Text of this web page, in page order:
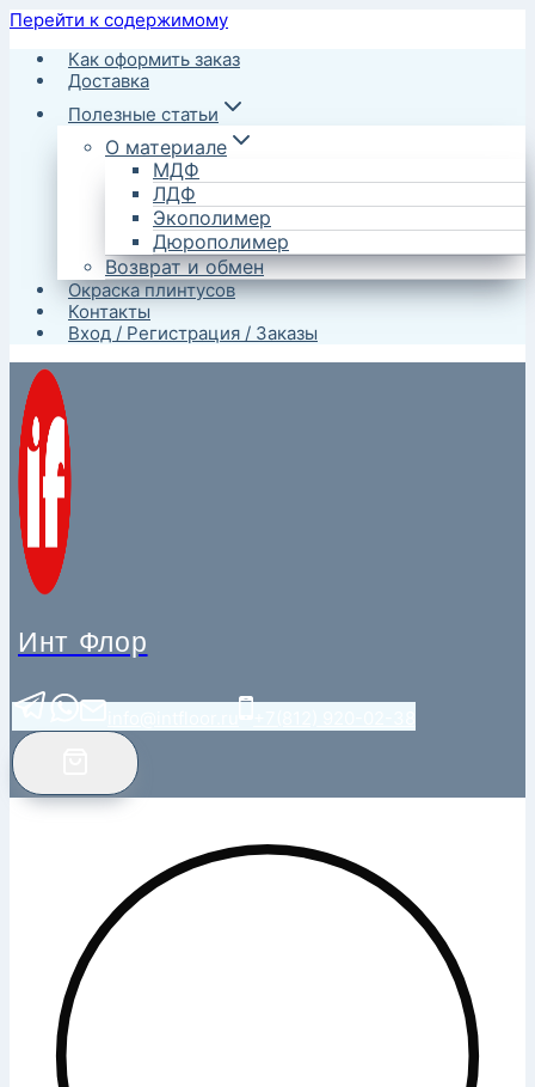
Перейти к содержимому
Как оформить заказ
Доставка
Полезные статьи
О материале
МДФ
ЛДФ
Экополимер
Дюрополимер
Возврат и обмен
Окраска плинтусов
Контакты
Вход / Регистрация / Заказы
Инт Флор